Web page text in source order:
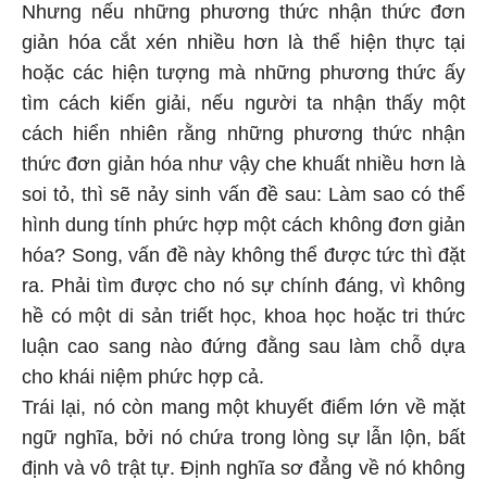
Nhưng nếu những phương thức nhận thức đơn
giản hóa cắt xén nhiều hơn là thể hiện thực tại
hoặc các hiện tượng mà những phương thức ấy
tìm cách kiến giải, nếu người ta nhận thấy một
cách hiển nhiên rằng những phương thức nhận
thức đơn giản hóa như vậy che khuất nhiều hơn là
soi tỏ, thì sẽ nảy sinh vấn đề sau: Làm sao có thể
hình dung tính phức hợp một cách không đơn giản
hóa? Song, vấn đề này không thể được tức thì đặt
ra. Phải tìm được cho nó sự chính đáng, vì không
hề có một di sản triết học, khoa học hoặc tri thức
luận cao sang nào đứng đằng sau làm chỗ dựa
cho khái niệm phức hợp cả.
Trái lại, nó còn mang một khuyết điểm lớn về mặt
ngữ nghĩa, bởi nó chứa trong lòng sự lẫn lộn, bất
định và vô trật tự. Định nghĩa sơ đẳng về nó không